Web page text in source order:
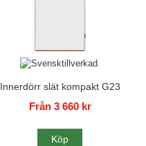
Innerdörr slät kompakt G23
Från 3 660 kr
Köp